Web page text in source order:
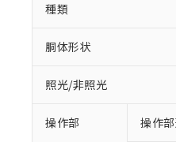
種類
胴体形状
照光/非照光
操作部 操作